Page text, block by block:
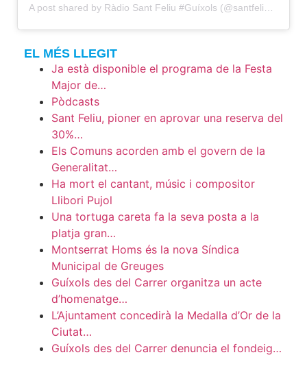
A post shared by Ràdio Sant Feliu #Guíxols (@santfeliuradio)
EL MÉS LLEGIT
Ja està disponible el programa de la Festa
Major de…
Pòdcasts
Sant Feliu, pioner en aprovar una reserva del
30%…
Els Comuns acorden amb el govern de la
Generalitat…
Ha mort el cantant, músic i compositor
Llibori Pujol
Una tortuga careta fa la seva posta a la
platja gran…
Montserrat Homs és la nova Síndica
Municipal de Greuges
Guíxols des del Carrer organitza un acte
d’homenatge…
L’Ajuntament concedirà la Medalla d’Or de la
Ciutat…
Guíxols des del Carrer denuncia el fondeig…